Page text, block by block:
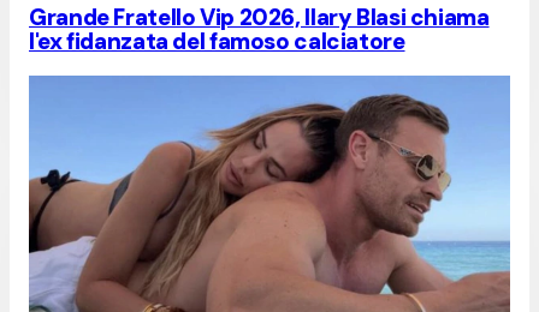
Grande Fratello Vip 2026, Ilary Blasi chiama
l'ex fidanzata del famoso calciatore